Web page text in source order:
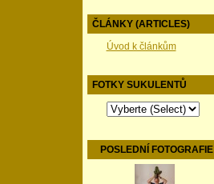
ČLÁNKY (ARTICLES)
Úvod k článkům
FOTKY SUKULENTŮ
POSLEDNÍ FOTOGRAFIE